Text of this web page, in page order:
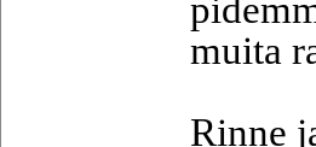
muita
Rinne